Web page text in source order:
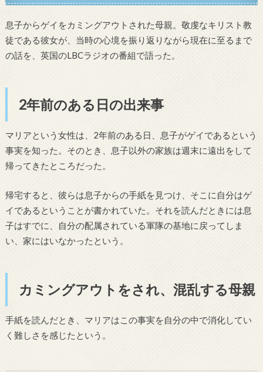
息子からゲイをカミングアウトされた母親。敬虔なキリスト教
徒である彼女が、当時の心境を振り返りながら現在に至るまで
の話を、英国のLBCラジオの番組で語った。
2年前のある日の出来事
マリアという女性は、2年前のある日、息子がゲイであるという
事実を知った。そのとき、息子以外の家族は週末に遠出をして
帰ってきたところだった。
帰宅すると、彼らは息子からの手紙を見つけ、そこに自分はゲ
イであるということが書かれていた。それを読んだときには息
子はすでに、自分の配属されている軍隊の基地に戻ってしま
い、家にはいなかったという。
カミングアウトをされ、混乱する母親
手紙を読んだとき、マリアはこの事実を自分の中で消化してい
く難しさを感じたという。